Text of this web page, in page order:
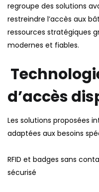
regroupe des solutions
restreindre l’accès aux
ressources stratégiques
modernes et fiables.
d’accès
Les solutions proposées
adaptées aux besoins
RFID et badges sans
sécurisé